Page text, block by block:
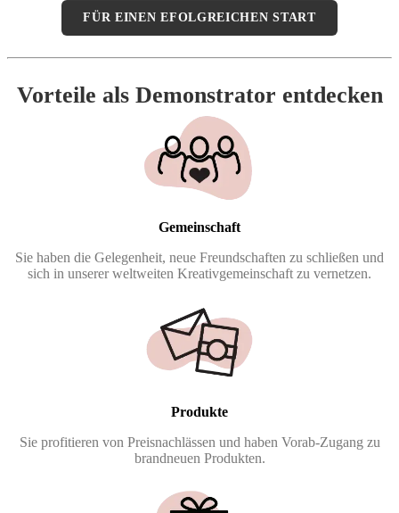
FÜR EINEN EFOLGREICHEN START
Vorteile als Demonstrator entdecken
Gemeinschaft
Sie haben die Gelegenheit, neue Freundschaften zu schließen und
sich in unserer weltweiten Kreativgemeinschaft zu vernetzen.
Produkte
Sie profitieren von Preisnachlässen und haben Vorab-Zugang zu
brandneuen Produkten.